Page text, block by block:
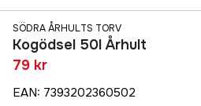
SÖDRA ÅRHULTS TORV
Kogödsel 50l Århult
79 kr
EAN: 7393202360502